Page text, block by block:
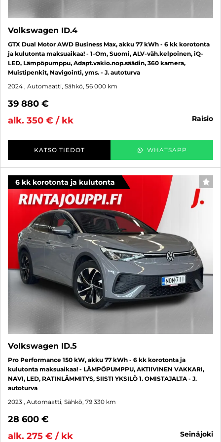
Volkswagen ID.4
GTX Dual Motor AWD Business Max, akku 77 kWh - 6 kk korotonta
ja kulutonta maksuaikaa! - 1-Om, Suomi, ALV-väh.kelpoinen, iQ-
LED, Lämpöpumppu, Adapt.vakio.nop.säädin, 360 kamera,
Muistipenkit, Navigointi, yms. - J. autoturva
2024 , Automaatti, Sähkö, 56 000 km
39 880 €
alk. 350 € / kk
raisio
KATSO TIEDOT WHATSAPP
6 kk korotonta ja kulutonta
Volkswagen ID.5
Pro Performance 150 kW, akku 77 kWh - 6 kk korotonta ja
kulutonta maksuaikaa! - LÄMPÖPUMPPU, AKTIIVINEN VAKKARI,
NAVI, LED, RATINLÄMMITYS, SIISTI YKSILÖ 1. OMISTAJALTA - J.
autoturva
2023 , Automaatti, Sähkö, 79 330 km
28 600 €
alk. 275 € / kk
seinäjoki